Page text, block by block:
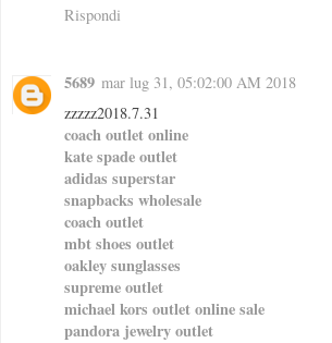
Rispondi
5689 mar lug 31, 05:02:00 AM 2018
zzzzz2018.7.31
coach outlet online
kate spade outlet
adidas superstar
snapbacks wholesale
coach outlet
mbt shoes outlet
oakley sunglasses
supreme outlet
michael kors outlet online sale
pandora jewelry outlet